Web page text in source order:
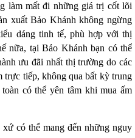
làm mất đi những giá trị cốt lõi
xuất Bảo Khánh không ngừng
dáng tinh tế, phù hợp với thị
nữa, tại Bảo Khánh bạn có thể
ưu đãi nhất thị trường do các
trực tiếp, không qua bất kỳ trung
có thể yên tâm khi mua ấm
có thể mang đến những nguy